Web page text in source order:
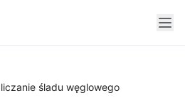
śladu węglowego